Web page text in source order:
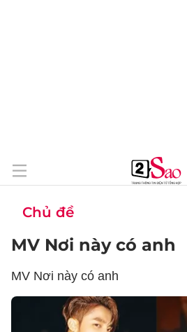
Chủ đề
MV Nơi này có anh
MV Nơi này có anh